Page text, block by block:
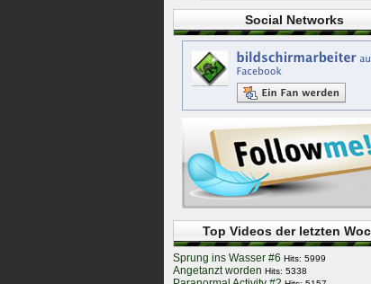
Social Networks
Top Videos der letzten
Sprung ins Wasser #6 Hits: 5999
Angetanzt worden Hits: 5338